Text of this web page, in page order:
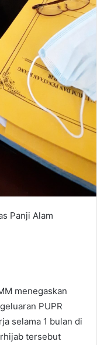
Panji Alam
menegaskan
PUPR
selama 1 bulan di
tersebut